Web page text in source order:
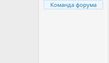
Команда форума